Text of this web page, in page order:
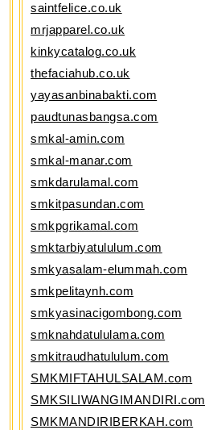
saintfelice.co.uk
mrjapparel.co.uk
kinkycatalog.co.uk
thefaciahub.co.uk
yayasanbinabakti.com
paudtunasbangsa.com
smkal-amin.com
smkal-manar.com
smkdarulamal.com
smkitpasundan.com
smkpgrikamal.com
smktarbiyatululum.com
smkyasalam-elummah.com
smkpelitaynh.com
smkyasinacigombong.com
smknahdatululama.com
smkitraudhatululum.com
SMKMIFTAHULSALAM.com
SMKSILIWANGIMANDIRI.com
SMKMANDIRIBERKAH.com